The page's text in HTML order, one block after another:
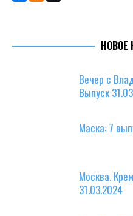
НОВОЕ
Вечер с
Выпуск
Маска: 7
Москва.
31.03.2024